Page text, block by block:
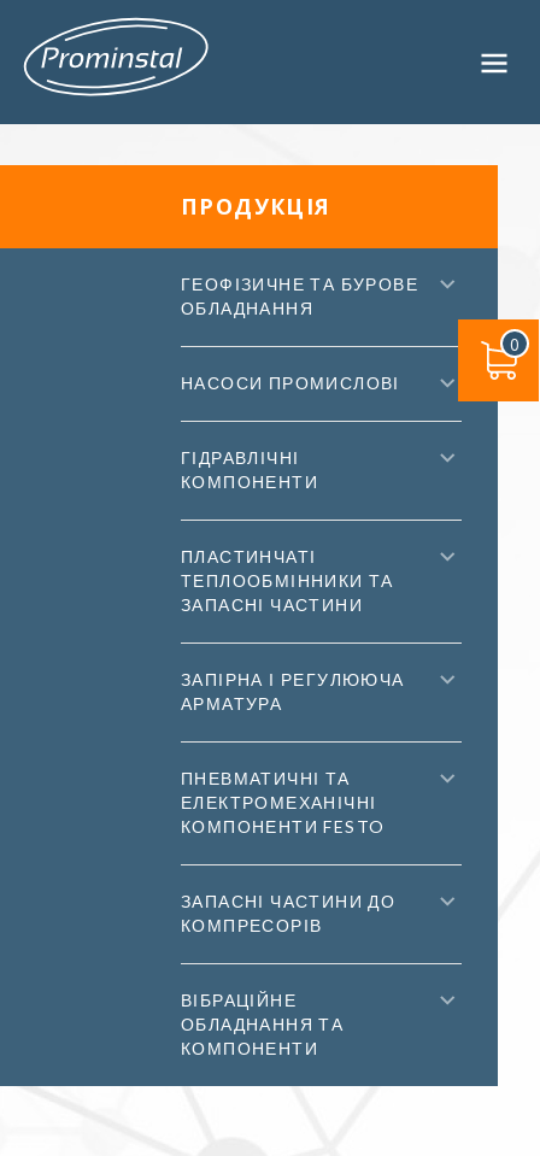
ПРОДУКЦІЯ
ГЕОФІЗИЧНЕ ТА БУРОВЕ
ОБЛАДНАННЯ
НАСОСИ ПРОМИСЛОВІ
ГІДРАВЛІЧНІ
КОМПОНЕНТИ
ПЛАСТИНЧАТІ
ТЕПЛООБМІННИКИ ТА
ЗАПАСНІ ЧАСТИНИ
ЗАПІРНА І РЕГУЛЮЮЧА
АРМАТУРА
ПНЕВМАТИЧНІ ТА
ЕЛЕКТРОМЕХАНІЧНІ
КОМПОНЕНТИ FESTO
ЗАПАСНІ ЧАСТИНИ ДО
КОМПРЕСОРІВ
ВІБРАЦІЙНЕ
ОБЛАДНАННЯ ТА
КОМПОНЕНТИ
0